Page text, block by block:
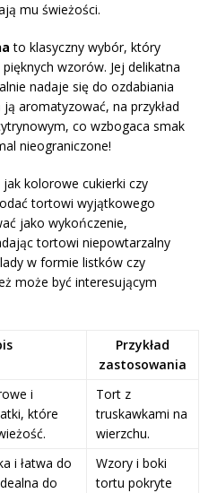
mu świeżości.
to klasyczny wybór, który
wzorów. Jej delikatna
nadaje się do ozdabiania
aromatyzować, na przykład
co wzbogaca smak
nieograniczone!
jak kolorowe cukierki czy
tortowi wyjątkowego
jako wykończenie,
tortowi niepowtarzalny
w formie listków czy
może być interesującym
Przykład
zastosowania
i
które
Tort z
truskawkami na
wierzchu.
i łatwa do
do
Wzory i boki
tortu pokryte